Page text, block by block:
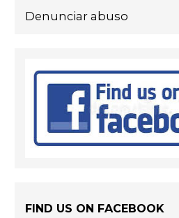
Denunciar abuso
FIND US ON FACEBOOK